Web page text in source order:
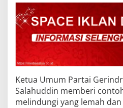
Ketua Umum Partai
Salahuddin memberi
melindungi yang lemah